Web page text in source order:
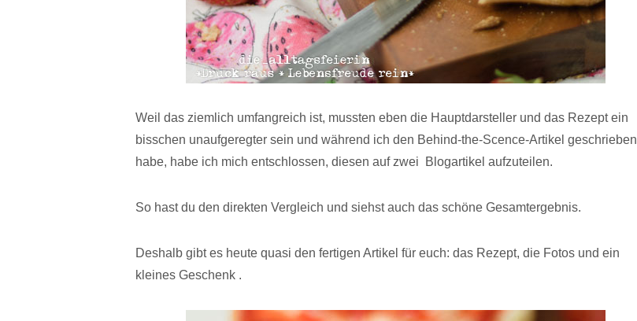
Weil das ziemlich umfangreich ist, mussten eben die Hauptdarsteller und das Rezept ein
bisschen unaufgeregter sein und während ich den Behind-the-Scence-Artikel geschrieben
habe, habe ich mich entschlossen, diesen auf zwei Blogartikel aufzuteilen.
So hast du den direkten Vergleich und siehst auch das schöne Gesamtergebnis.
Deshalb gibt es heute quasi den fertigen Artikel für euch: das Rezept, die Fotos und ein
kleines Geschenk .